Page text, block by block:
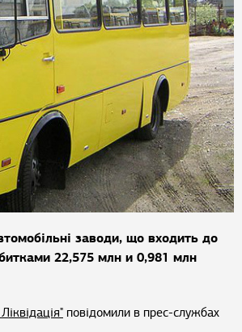
заводи, що входить до
22,575 млн и 0,981 млн
повідомили в прес-службах